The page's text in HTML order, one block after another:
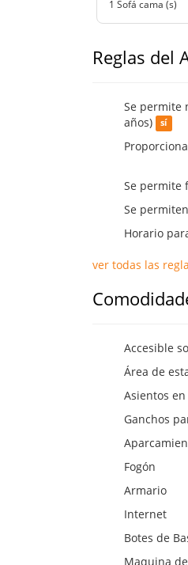
1 Sofá cama (s)
Reglas del
Se permite
años)
sí
Se permite
Se
Horario
ver todas las
Accesible
Área de
Asientos
Ganchos
Fogón
Armario
Internet
Botes de
Maquina